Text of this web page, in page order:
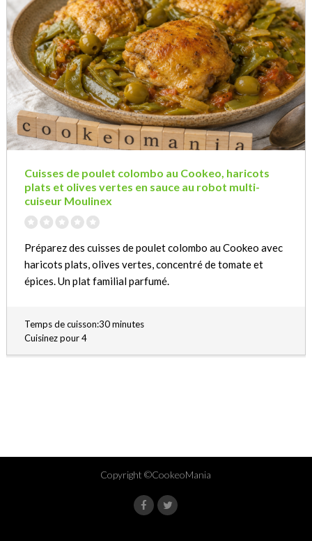
Cuisses de poulet colombo au Cookeo, haricots
plats et olives vertes en sauce au robot multi-
cuiseur Moulinex
Préparez des cuisses de poulet colombo au Cookeo avec
haricots plats, olives vertes, concentré de tomate et
épices. Un plat familial parfumé.
Temps de cuisson:30 minutes
Cuisinez pour 4
Copyright ©CookeoMania